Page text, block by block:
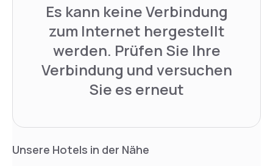
Es kann keine Verbindung
zum Internet hergestellt
werden. Prüfen Sie Ihre
Verbindung und versuchen
Sie es erneut
Unsere Hotels in der Nähe